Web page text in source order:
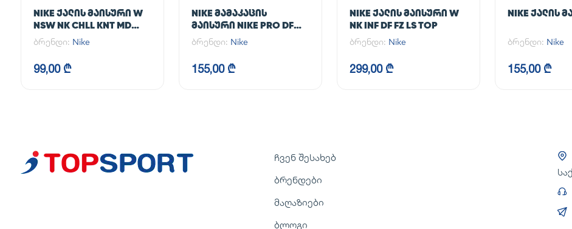
NIKE ᲥᲐᲚᲘᲡ ᲛᲐᲘᲡᲣᲠᲘ W
NSW NK CHLL KNT MD
CRP
ბრენდი: Nike
99,00 ₾
NIKE ᲛᲐᲛᲐᲙᲐᲪᲘᲡ
ᲛᲐᲘᲡᲣᲠᲘ NIKE PRO DF
365 CROP LS
ბრენდი: Nike
155,00 ₾
NIKE ᲥᲐᲚᲘᲡ ᲛᲐᲘᲡᲣᲠᲘ W
NK INF DF FZ LS TOP
ბრენდი: Nike
299,00 ₾
NIKE ᲥᲐᲚᲘᲡ
ბრენდი: Nike
155,00 ₾
ჩვენ შესახებ
ბრენდები
მაღაზიები
ბლოგი